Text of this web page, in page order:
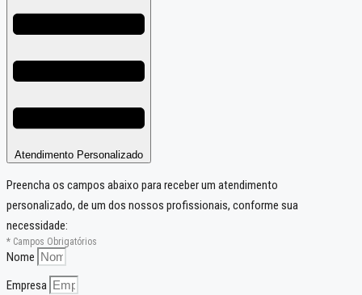
Atendimento Personalizado
Preencha os campos abaixo para receber um atendimento
personalizado, de um dos nossos profissionais, conforme sua
necessidade:
* Campos Obrigatórios
Nome
Empresa